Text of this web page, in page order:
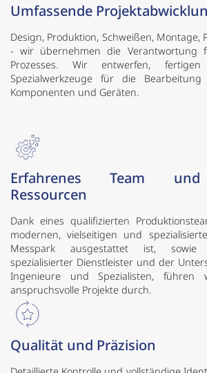
Umfassende
Design, Produktion, Schweißen, Montage,
- wir übernehmen die Verantwortung
Prozesses. Wir entwerfen,
Spezialwerkzeuge für die
Komponenten und Geräten.
Erfahrenes Team und
Ressourcen
Dank eines qualifizierten
modernen, vielseitigen und
Messpark ausgestattet ist, sowie
spezialisierter Dienstleister und der
Ingenieure und Spezialisten, führen
anspruchsvolle Projekte durch.
Qualität und Präzision